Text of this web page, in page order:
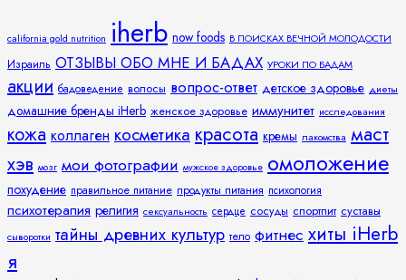
california gold nutrition iherb now foods В ПОИСКАХ ВЕЧНОЙ МОЛОДОСТИ
Израиль ОТЗЫВЫ ОБО МНЕ И БАДАХ УРОКИ ПО БАДАМ
акции бадоведение волосы вопрос-ответ детское здоровье диеты
домашние бренды iHerb женское здоровье иммунитет исследования
кожа коллаген косметика красота кремы лакомства маст
хэв мозг мои фотографии мужское здоровье омоложение
похудение правильное питание продукты питания психология
психотерапия религия сексуальность сердце сосуды спортпит суставы
сыворотки тайны древних культур тело фитнес хиты iHerb
я